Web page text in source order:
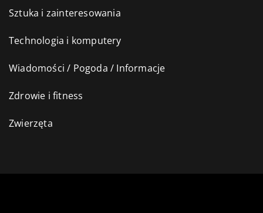
Sztuka i zainteresowania
Technologia i komputery
Wiadomości / Pogoda / Informacje
Zdrowie i fitness
Zwierzęta